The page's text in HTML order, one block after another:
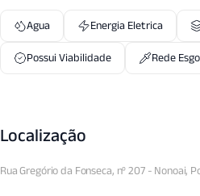
Agua Energia Eletrica
Possui Viabilidade
Rede
Localização
Rua Gregório da Fonseca, nº 207 - Nonoai,